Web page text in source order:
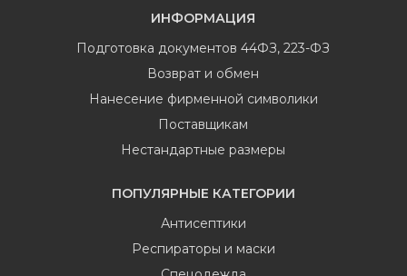
ИНФОРМАЦИЯ
Подготовка документов 44ФЗ, 223-ФЗ
Возврат и обмен
Нанесение фирменной символики
Поставщикам
Нестандартные размеры
ПОПУЛЯРНЫЕ КАТЕГОРИИ
Антисептики
Респираторы и маски